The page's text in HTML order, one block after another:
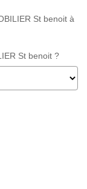
St benoit à
St benoit ?